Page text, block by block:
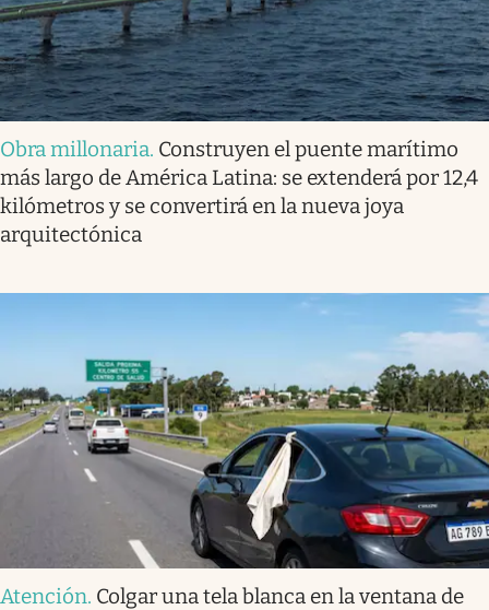
Obra millonaria. Construyen el puente marítimo
más largo de América Latina: se extenderá por 12,4
kilómetros y se convertirá en la nueva joya
arquitectónica
Atención. Colgar una tela blanca en la ventana de